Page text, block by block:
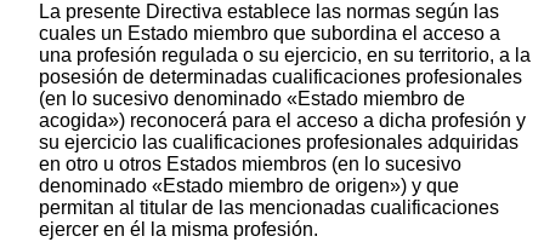
La presente Directiva establece las normas según las
cuales un Estado miembro que subordina el acceso a
una profesión regulada o su ejercicio, en su territorio, a la
posesión de determinadas cualificaciones profesionales
(en lo sucesivo denominado «Estado miembro de
acogida») reconocerá para el acceso a dicha profesión y
su ejercicio las cualificaciones profesionales adquiridas
en otro u otros Estados miembros (en lo sucesivo
denominado «Estado miembro de origen») y que
permitan al titular de las mencionadas cualificaciones
ejercer en él la misma profesión.